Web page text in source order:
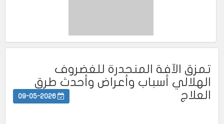
تمزق الآفة المنحدرة للغضروف
الهلالي أسباب وأعراض وأحدث طرق
العلاج